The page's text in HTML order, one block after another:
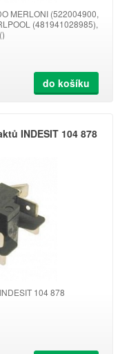
MERLONI (522004900,
(481941028985),
do košíku
INDESIT 104 878
104 878